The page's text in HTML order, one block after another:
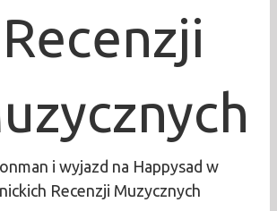
Recenzji
i wyjazd na Happysad w
Recenzji Muzycznych